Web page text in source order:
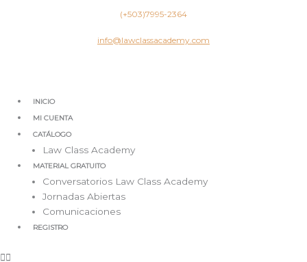
(+503)7995-2364
info@lawclassacademy.com
INICIO
MI CUENTA
CATÁLOGO
Law Class Academy
MATERIAL GRATUITO
Conversatorios Law Class Academy
Jornadas Abiertas
Comunicaciones
REGISTRO